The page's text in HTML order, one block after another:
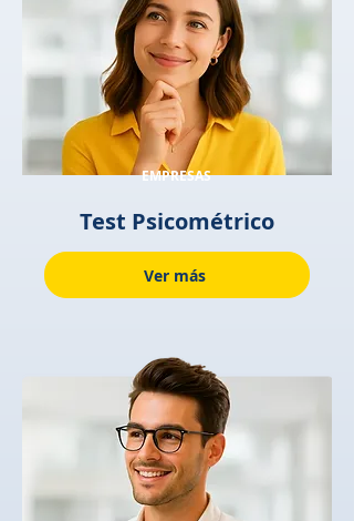
EMPRESAS
Test Psicométrico
Ver más